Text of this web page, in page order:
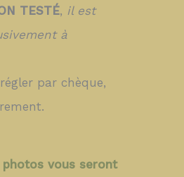
TESTÉ, il est
à
par chèque,
photos vous seront